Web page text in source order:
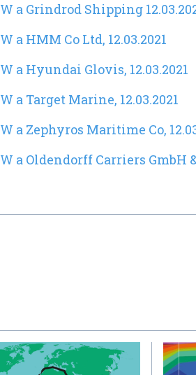
a Grindrod Shipping
a HMM Co Ltd, 12.03.2021
a Hyundai Glovis, 12.03.2021
a Target Marine, 12.03.2021
a Zephyros Maritime Co,
a Oldendorff Carriers GmbH &